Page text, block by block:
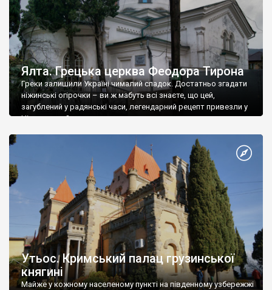
Ялта. Грецька церква Феодора Тирона
Греки залишили Україні чималий спадок. Достатньо згадати
ніжинські огірочки – ви ж мабуть всі знаєте, що цей,
загублений у радянські часи, легендарний рецепт привезли у
Ніжин греки?
Утьос. Кримський палац грузинської
княгині
Майже у кожному населеному пункті на південному узбережжі